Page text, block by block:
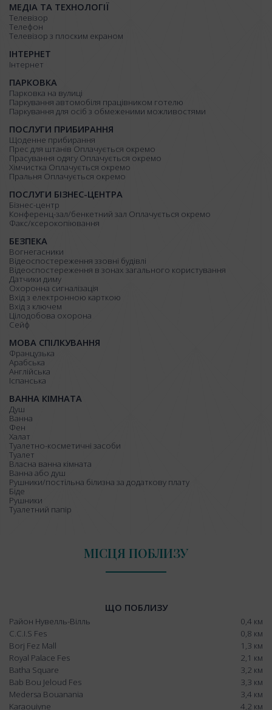
МЕДІА ТА ТЕХНОЛОГІЇ
Телевізор
Телефон
Телевізор з плоским екраном
ІНТЕРНЕТ
Інтернет
ПАРКОВКА
Парковка на вулиці
Паркування автомобіля працівником готелю
Паркування для осіб з обмеженими можливостями
ПОСЛУГИ ПРИБИРАННЯ
Щоденне прибирання
Прес для штанів Оплачується окремо
Прасування одягу Оплачується окремо
Хімчистка Оплачується окремо
Пральня Оплачується окремо
ПОСЛУГИ БІЗНЕС-ЦЕНТРА
Бізнес-центр
Конференц-зал/бенкетний зал Оплачується окремо
Факс/ксерокопіювання
БЕЗПЕКА
Вогнегасники
Відеоспостереження ззовні будівлі
Відеоспостереження в зонах загального користування
Датчики диму
Охоронна сигналізація
Вхід з електронною карткою
Вхід з ключем
Цілодобова охорона
Сейф
МОВА СПІЛКУВАННЯ
французька
арабська
англійська
іспанська
ВАННА КІМНАТА
Душ
Ванна
Фен
Халат
Туалетно-косметичні засоби
Туалет
Власна ванна кімната
Ванна або душ
Рушники/постільна білизна за додаткову плату
Біде
Рушники
Туалетний папір
МІСЦЯ ПОБЛИЗУ
ЩО ПОБЛИЗУ
Район Нувелль-Вілль
0,4 км
C.C.I.S Fes
0,8 км
Borj Fez Mall
1,3 км
Royal Palace Fes
2,1 км
Batha Square
3,2 км
Bab Bou Jeloud Fes
3,3 км
Medersa Bouanania
3,4 км
Karaouiyne
4,2 км